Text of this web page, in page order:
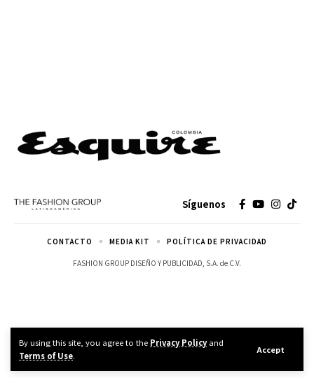
By using this site, you agree to the Privacy Policyand
Terms of Use.
Accept
Síguenos
FASHION GROUP DISEÑO Y PUBLICIDAD, S.A. de C.V.
CONTACTO MEDIA KIT POLÍTICA DE PRIVACIDAD